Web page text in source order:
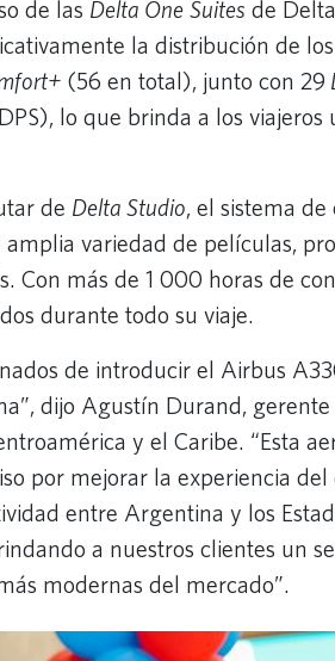
de las Delta One Suites de
la distribución de los
(56 en total), junto con 29
lo que brinda a los viajeros
de Delta Studio, el sistema
variedad de películas,
Con más de 1 000 horas de
durante todo su viaje.
de introducir el Airbus
dijo Agustín Durand,
y el Caribe. “Esta
por mejorar la experiencia del
entre Argentina y los
a nuestros clientes un
modernas del mercado”.